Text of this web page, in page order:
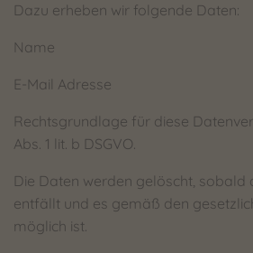
Dazu erheben wir folgende Daten:
Name
E-Mail Adresse
Rechtsgrundlage für diese
Abs. 1 lit. b DSGVO.
Die Daten werden gelöscht, sobald
entfällt und es gemäß den
möglich ist.